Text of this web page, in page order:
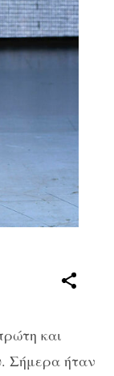
και
Σήμερα ήταν